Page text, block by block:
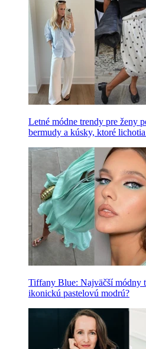
Letné módne trendy pre ženy
bermudy a kúsky, ktoré
Tiffany Blue: Najväčší módny
ikonickú pastelovú modrú?